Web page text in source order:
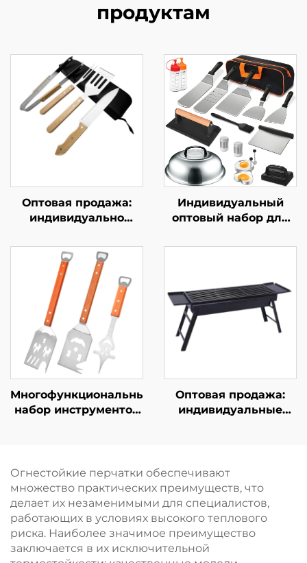
продуктам
Оптовая продажа:
индивидуально
комплект уличных
грилей для барбекю,
угольный гриль для
домашнего
использования, в
комплект входят
щипцы, кухонный
нож с деревянной
ручкой, лопатка,
вилка
Индивидуальный
оптовый набор для
международной
для барбекю из
нержавеющей стали,
шпатель для
Многофункциональный
набор инструментов
деревянными
ручками для
использования на
открытом воздухе
Оптовая продажа:
индивидуальные
угольные грили-печи,
устройства для
запекания мяса,
компактные плиты
Огнестойкие перчатки обеспечивают
множество практических преимуществ, что
делает их незаменимыми для специалистов,
работающих в условиях высокого теплового
риска. Наиболее значимое преимущество
заключается в их исключительной